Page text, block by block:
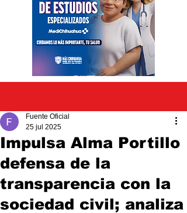
Impulsa Alma Portillo
defensa de la
transparencia con la
sociedad civil; analiza
Fuente Oficial
25 jul 2025